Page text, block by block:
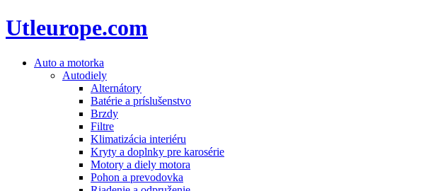
Utleurope.com
Auto a motorka
Autodiely
Alternátory
Batérie a príslušenstvo
Brzdy
Filtre
Klimatizácia interiéru
Kryty a doplnky pre karosérie
Motory a diely motora
Pohon a prevodovka